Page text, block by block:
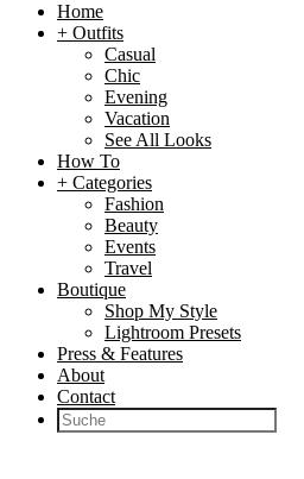
Home
+ Outfits
Casual
Chic
Evening
Vacation
See All Looks
How To
+ Categories
Fashion
Beauty
Events
Travel
Boutique
Shop My Style
Lightroom Presets
Press & Features
About
Contact